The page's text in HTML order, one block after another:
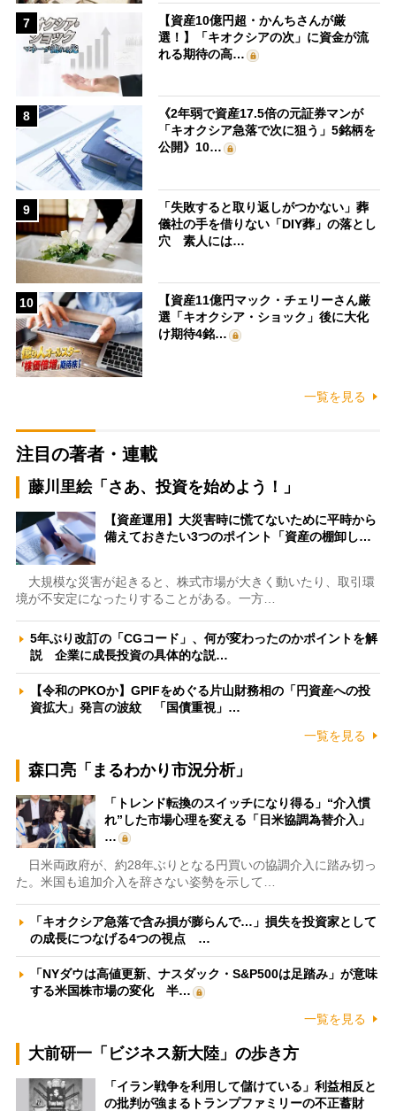
7
【資産10億円超・かんちさんが厳
選！】「キオクシアの次」に資金が流
れる期待の高…
8
《2年弱で資産17.5倍の元証券マンが
「キオクシア急落で次に狙う」5銘柄を
公開》10…
9
「失敗すると取り返しがつかない」葬
儀社の手を借りない「DIY葬」の落とし
穴 素人には…
10
【資産11億円マック・チェリーさん厳
選「キオクシア・ショック」後に大化
け期待4銘…
一覧を見る
注目の著者・連載
藤川里絵「さあ、投資を始めよう！」
【資産運用】大災害時に慌てないために平時から
備えておきたい3つのポイント「資産の棚卸し…
大規模な災害が起きると、株式市場が大きく動いたり、取引環
境が不安定になったりすることがある。一方…
5年ぶり改訂の「CGコード」、何が変わったのかポイントを解
説 企業に成長投資の具体的な説…
【令和のPKOか】GPIFをめぐる片山財務相の「円資産への投
資拡大」発言の波紋 「国債重視」…
一覧を見る
森口亮「まるわかり市況分析」
「トレンド転換のスイッチになり得る」“介入慣
れ”した市場心理を変える「日米協調為替介入」
…
日米両政府が、約28年ぶりとなる円買いの協調介入に踏み切っ
た。米国も追加介入を辞さない姿勢を示して…
「キオクシア急落で含み損が膨らんで…」損失を投資家として
の成長につなげる4つの視点 …
「NYダウは高値更新、ナスダック・S&P500は足踏み」が意味
する米国株市場の変化 半…
一覧を見る
大前研一「ビジネス新大陸」の歩き方
「イラン戦争を利用して儲けている」利益相反と
の批判が強まるトランプファミリーの不正蓄財